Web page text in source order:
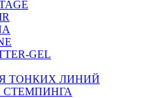
GEL
ТОНКИХ ЛИНИЙ
СТЕМПИНГА